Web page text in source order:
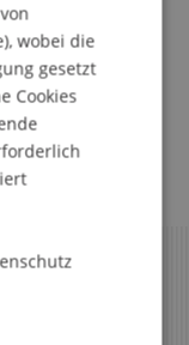
wobei die
gesetzt
Cookies